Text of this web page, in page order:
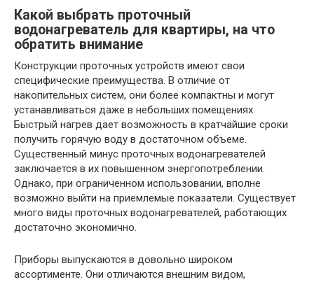
Какой выбрать проточный
водонагреватель для квартиры, на что
обратить внимание
Конструкции проточных устройств имеют свои
специфические преимущества. В отличие от
накопительных систем, они более компактны и могут
устанавливаться даже в небольших помещениях.
Быстрый нагрев дает возможность в кратчайшие сроки
получить горячую воду в достаточном объеме.
Существенный минус проточных водонагревателей
заключается в их повышенном энергопотреблении.
Однако, при ограниченном использовании, вполне
возможно выйти на приемлемые показатели. Существует
много виды проточных водонагревателей, работающих
достаточно экономично.
Приборы выпускаются в довольно широком
ассортименте. Они отличаются внешним видом,